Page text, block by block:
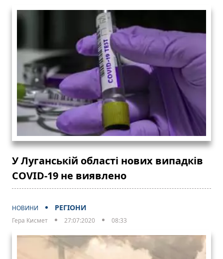
У Луганській області нових випадків
COVID-19 не виявлено
НОВИНИ РЕГІОНИ
Гера Кисмет 27:07:2020 08:33